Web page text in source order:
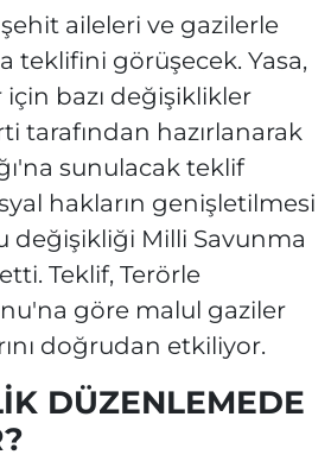
aileleri ve gazilerle
teklifini görüşecek. Yasa,
bazı değişiklikler
tarafından hazırlanarak
sunulacak teklif
hakların genişletilmesi
değişikliği Milli Savunma
Teklif, Terörle
göre malul gaziler
doğrudan etkiliyor.
DÜZENLEMEDE